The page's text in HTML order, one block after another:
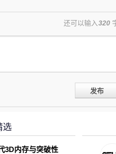
还可以输入320
发布
选
3D内存与突破性